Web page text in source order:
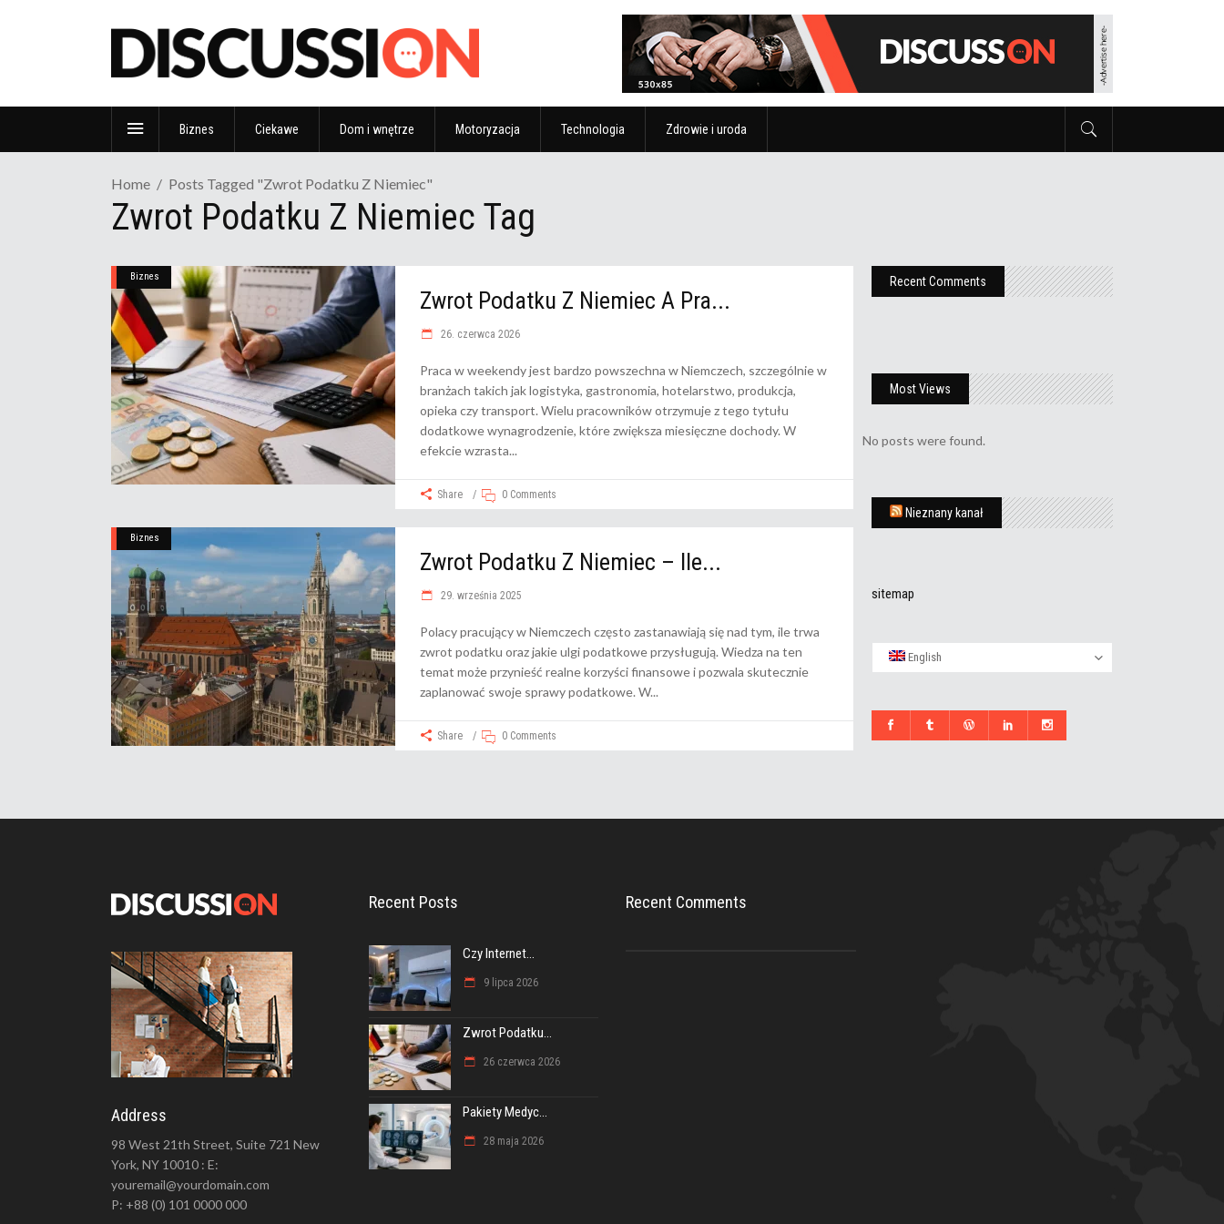
Biznes Ciekawe Dom i wnętrze Motoryzacja Technologia Zdrowie i uroda
Home Posts Tagged "Zwrot Podatku Z Niemiec"
Zwrot Podatku Z Niemiec Tag
Biznes
Zwrot Podatku Z Niemiec A Pra...
26. czerwca 2026
Praca w weekendy jest bardzo powszechna w Niemczech, szczególnie w
branżach takich jak logistyka, gastronomia, hotelarstwo, produkcja,
opieka czy transport. Wielu pracowników otrzymuje z tego tytułu
dodatkowe wynagrodzenie, które zwiększa miesięczne dochody. W
efekcie wzrasta
Share 0 Comments
Biznes
Zwrot Podatku Z Niemiec – Ile...
29. września 2025
Polacy pracujący w Niemczech często zastanawiają się nad tym, ile trwa
zwrot podatku oraz jakie ulgi podatkowe przysługują. Wiedza na ten
temat może przynieść realne korzyści finansowe i pozwala skutecznie
zaplanować swoje sprawy podatkowe. W
Share 0 Comments
Recent Comments
Most Views
No posts were found.
Nieznany kanał
sitemap
English
Address
98 West 21th Street, Suite 721 New
York, NY 10010 : E:
youremail@yourdomain.com
P: +88 (0) 101 0000 000
Recent Posts
Czy Internet...
9 lipca 2026
Zwrot Podatku...
26 czerwca 2026
Pakiety Medyc...
28 maja 2026
Recent Comments